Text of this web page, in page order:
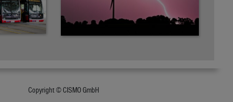
Copyright © CISMO GmbH